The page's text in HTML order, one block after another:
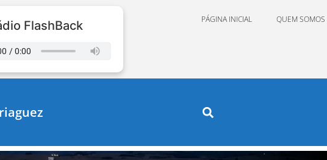
FlashBack PÁGINA INICIAL QUEM SOMOS